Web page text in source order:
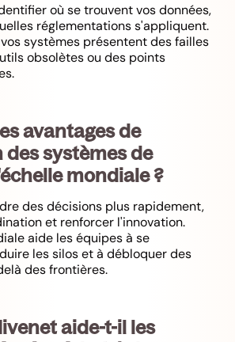
où se trouvent vos données,
réglementations s'appliquent.
systèmes présentent des failles
obsolètes ou des points
avantages de
systèmes de
mondiale ?
des décisions plus rapidement,
et renforcer l'innovation.
aide les équipes à se
les silos et à débloquer des
des frontières.
aide-t-il les